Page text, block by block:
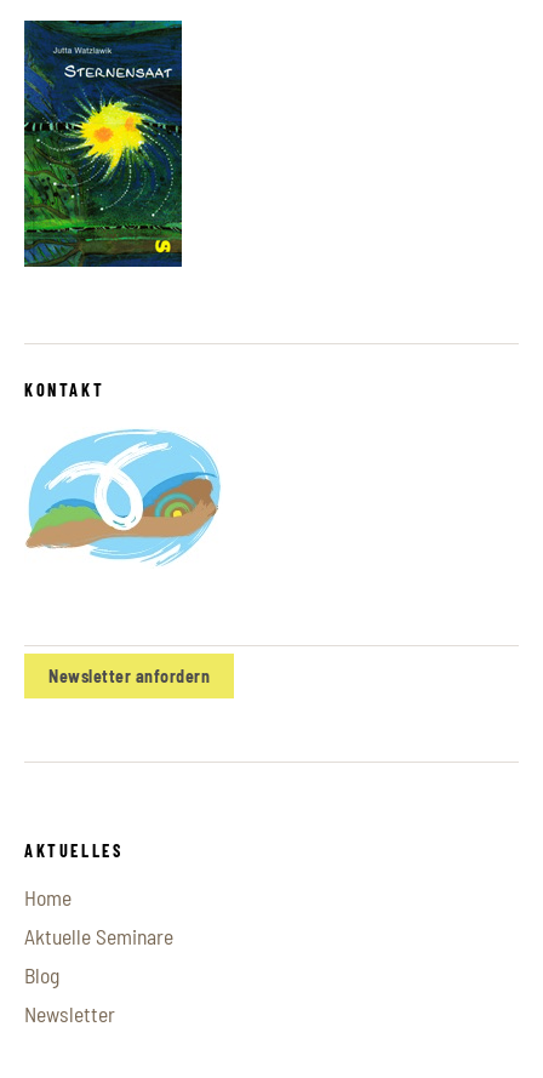
KONTAKT
Newsletter anfordern
AKTUELLES
Home
Aktuelle Seminare
Blog
Newsletter